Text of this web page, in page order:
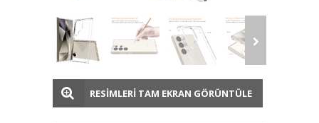
RESİMLERİ TAM EKRAN GÖRÜNTÜLE